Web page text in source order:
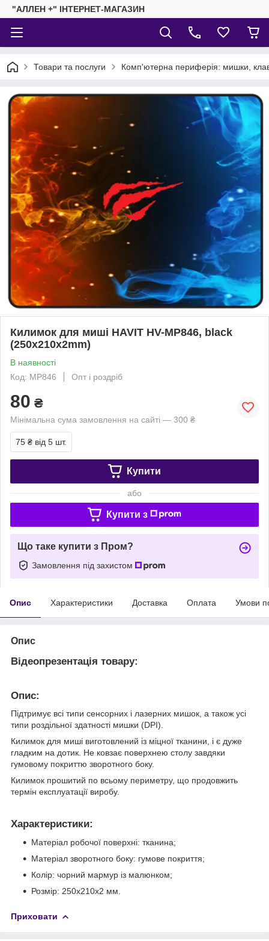
"АЛЛЕН +" ІНТЕРНЕТ-МАГАЗИН
Товари та послуги Комп'ютерна периферія: мишки,
Килимок для миші HAVIT HV-MP846, black
(250x210x2mm)
В наявності
Код: MP846
Опт і роздріб
80 ₴
Мінімальна сума замовлення на сайті — 300 ₴
75 ₴ від 5 шт.
Купити
або
Купити з
Що таке купити з Пром?
Замовлення під захистом
Опис Характеристики Доставка Оплата Умови
Опис
Відеопрезентація товару:
Опис:
Підтримує всі типи сенсорних і лазерних мишок, а також усі
типи роздільної здатності мишки (DPI).
Килимок для миші виготовлений із міцної тканини, і є дуже
гладким на дотик. Не ковзає поверхнею столу завдяки
гумовому покриттю зворотного боку.
Килимок прошитий по всьому периметру, що продовжить
термін експлуатації виробу.
Характеристики:
Матеріал робочої поверхні: тканина;
Матеріал зворотного боку: гумове покриття;
Колір: чорний мармур із малюнком;
Розмір: 250x210x2 мм.
Приховати